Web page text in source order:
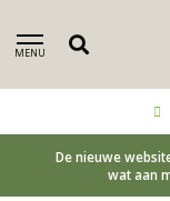
MENU
De nieuwe
wat aan